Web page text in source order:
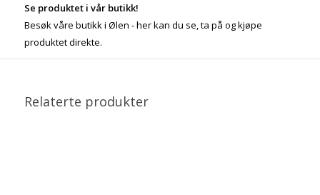
Se produktet i vår butikk!
Besøk våre butikk i Ølen - her kan du se, ta på og kjøpe
produktet direkte.
Relaterte produkter